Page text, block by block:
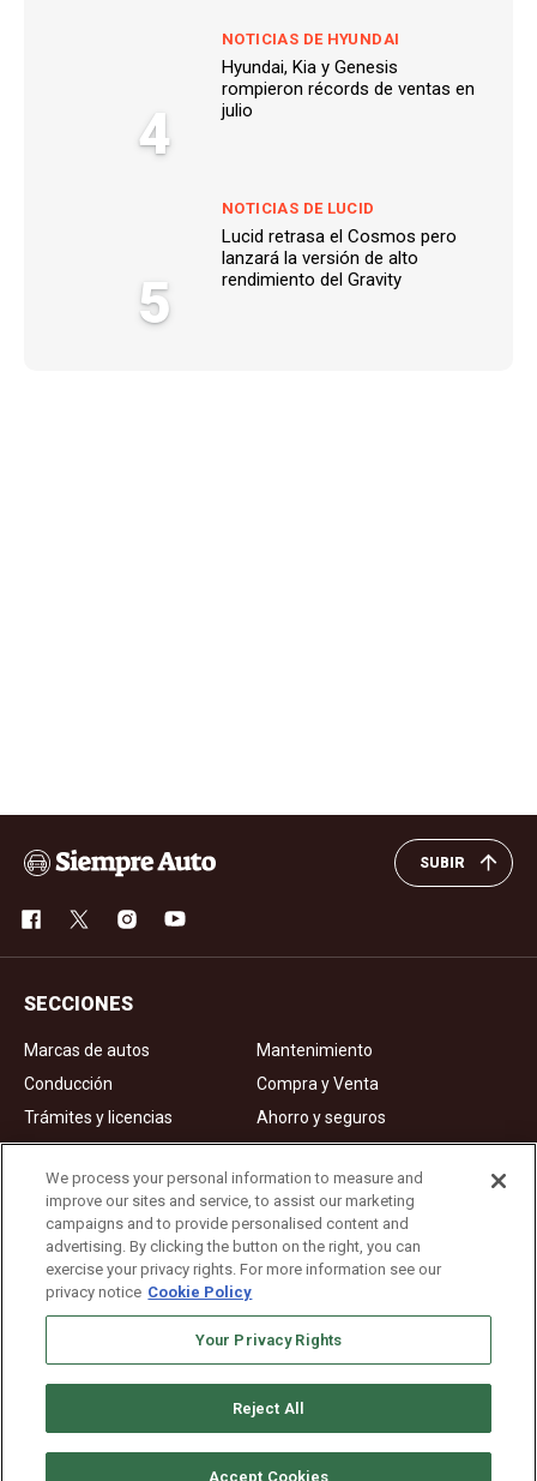
4
NOTICIAS DE HYUNDAI
Hyundai, Kia y Genesis
rompieron récords de ventas en
julio
5
NOTICIAS DE LUCID
Lucid retrasa el Cosmos pero
lanzará la versión de alto
rendimiento del Gravity
SUBIR
SECCIONES
Marcas de autos
Mantenimiento
Conducción
Compra y Venta
Trámites y licencias
Ahorro y seguros
Noticias
Videos de autos
Ad Choices
About Us
Editorial Guidelines
We process your personal information to measure and
improve our sites and service, to assist our marketing
campaigns and to provide personalised content and
advertising. By clicking the button on the right, you can
exercise your privacy rights. For more information see our
privacy notice Cookie Policy
Your Privacy Rights
Reject All
Accept Cookies